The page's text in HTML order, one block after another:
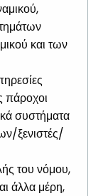
και των
πάροχοι
συστήματα
ξενιστές/
του νόμου,
άλλα μέρη,